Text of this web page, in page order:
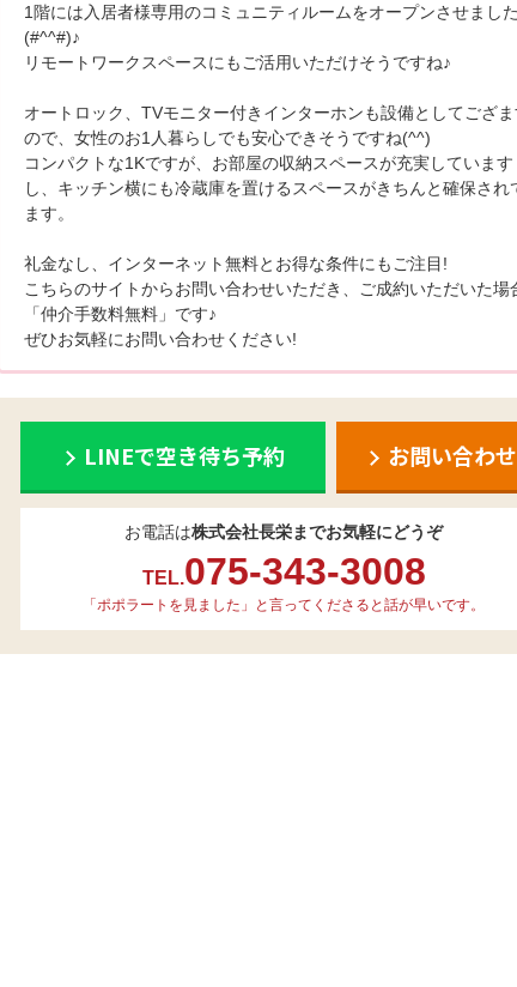
1階には入居者様専用のコミュニティルームをオープンさせました
(#^^#)♪
リモートワークスペースにもご活用いただけそうですね♪
オートロック、TVモニター付きインターホンも設備としてござま
ので、女性のお1人暮らしでも安心できそうですね(^^)
コンパクトな1Kですが、お部屋の収納スペースが充実しています
し、キッチン横にも冷蔵庫を置けるスペースがきちんと確保され
ます。
礼金なし、インターネット無料とお得な条件にもご注目!
こちらのサイトからお問い合わせいただき、ご成約いただいた場
「仲介手数料無料」です♪
ぜひお気軽にお問い合わせください!
LINEで空き待ち予約 お問い合わせ
お電話は株式会社長栄までお気軽にどうぞ
TEL.075-343-3008
「ポポラートを見ました」と言ってくださると話が早いです。